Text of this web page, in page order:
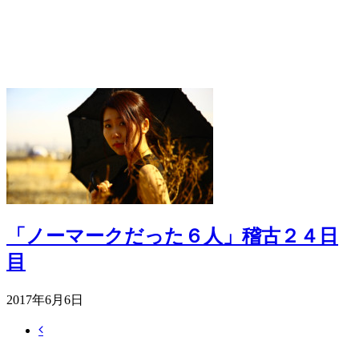
「ノーマークだった６人」稽古２４日
目
2017年6月6日